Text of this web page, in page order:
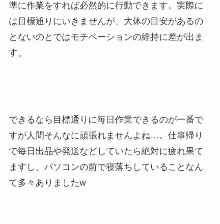
準に作業をすれば必然的に行動できます。実際に
は目標通りにいきませんが、大体の目安があるの
とないのとではモチベーションの維持に差が出ま
す。
できるなら目標通りに毎日作業できるのが一番で
すが人間そんなに頑張れませんよね…。仕事帰り
で毎日出品や発送などしていたら絶対に疲れ果て
ますし、パソコンの前で寝落ちしていることなん
て多々ありましたw